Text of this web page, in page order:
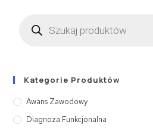
Kategorie Produktów
Awans Zawodowy
Diagnoza Funkcjonalna